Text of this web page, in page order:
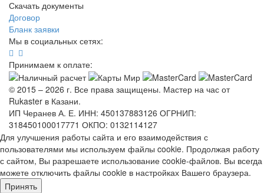
Скачать документы
Договор
Бланк заявки
Мы в социальных сетях:
Принимаем к оплате:
© 2015 – 2026 г. Все права защищены. Мастер на час от
Rukaster в Казани.
ИП Черанев А. Е. ИНН: 450137883126 ОГРНИП:
318450100017771 ОКПО: 0132114127
Для улучшения работы сайта и его взаимодействия с
пользователями мы используем файлы cookie. Продолжая работу
с сайтом, Вы разрешаете использование cookie-файлов. Вы всегда
можете отключить файлы cookie в настройках Вашего браузера.
Принять